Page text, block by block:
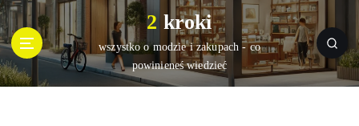
S
k
i
p
t
2 kroki
wszystko o modzie i zakupach - co
powinieneś wiedzieć